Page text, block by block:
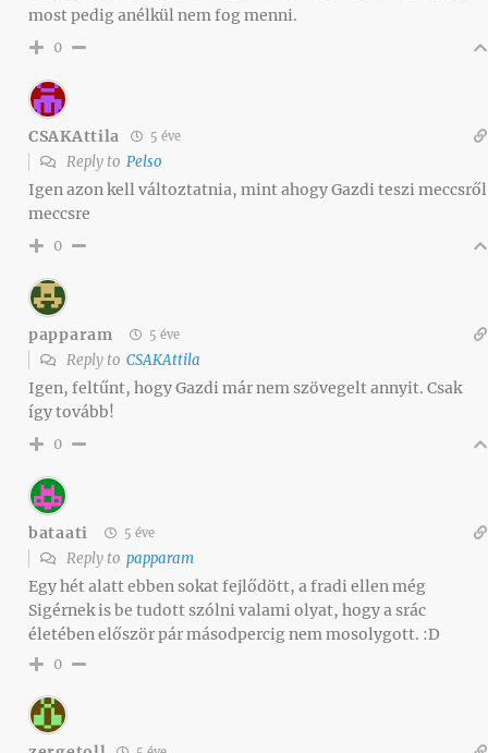
most pedig anélkül nem fog menni.
0
CSAKAttila 5 éve
Reply to Pelso
Igen azon kell változtatnia, mint ahogy Gazdi teszi meccsről
meccsre
0
papparam 5 éve
Reply to CSAKAttila
Igen, feltűnt, hogy Gazdi már nem szövegelt annyit. Csak
így tovább!
0
bataati 5 éve
Reply to papparam
Egy hét alatt ebben sokat fejlődött, a fradi ellen még
Sigérnek is be tudott szólni valami olyat, hogy a srác
életében először pár másodpercig nem mosolygott. :D
0